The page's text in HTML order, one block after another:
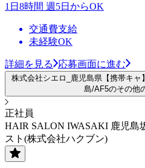
1日8時間 週5日からOK
交通費支給
未経験OK
詳細を見る 応募画面に進む
株式会社シエロ_鹿児島県【携帯キャ
島/AF5のその他
正社員
HAIR SALON IWASAKI 鹿児島
スト(株式会社ハクブン)